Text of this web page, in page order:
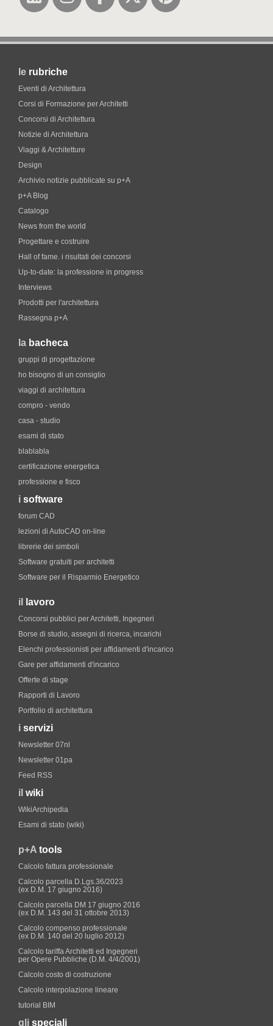
le rubriche
Eventi di Architettura
Corsi di Formazione per Architetti
Concorsi di Architettura
Notizie di Architettura
Viaggi & Architetture
Design
Archivio notizie pubblicate su p+A
p+A Blog
Catalogo
News from the world
Progettare e costruire
Hall of fame. i risultati dei concorsi
Up-to-date: la professione in progress
Interviews
Prodotti per l'architettura
Rassegna p+A
la bacheca
gruppi di progettazione
ho bisogno di un consiglio
viaggi di architettura
compro - vendo
casa - studio
esami di stato
blablabla
certificazione energetica
professione e fisco
i software
forum CAD
lezioni di AutoCAD on-line
librerie dei simboli
Software gratuiti per architetti
Software per il Risparmio Energetico
il lavoro
Concorsi pubblici per Architetti, Ingegneri
Borse di studio, assegni di ricerca, incarichi
Elenchi professionisti per affidamenti d'incarico
Gare per affidamenti d'incarico
Offerte di stage
Rapporti di Lavoro
Portfolio di architettura
i servizi
Newsletter 07nl
Newsletter 01pa
Feed RSS
il wiki
WikiArchipedia
Esami di stato (wiki)
p+A tools
Calcolo fattura professionale
Calcolo parcella D.Lgs.36/2023
(ex D.M. 17 giugno 2016)
Calcolo parcella DM 17 giugno 2016
(ex D.M. 143 del 31 ottobre 2013)
Calcolo compenso professionale
(ex D.M. 140 del 20 luglio 2012)
Calcolo tariffa Architetti ed Ingegneri
per Opere Pubbliche (D.M. 4/4/2001)
Calcolo costo di costruzione
Calcolo interpolazione lineare
tutorial BIM
gli speciali